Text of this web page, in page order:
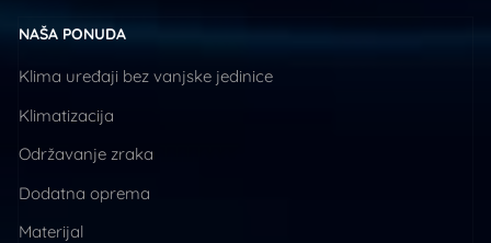
NAŠA PONUDA
Klima uređaji bez vanjske jedinice
Klimatizacija
Održavanje zraka
Dodatna oprema
Materijal